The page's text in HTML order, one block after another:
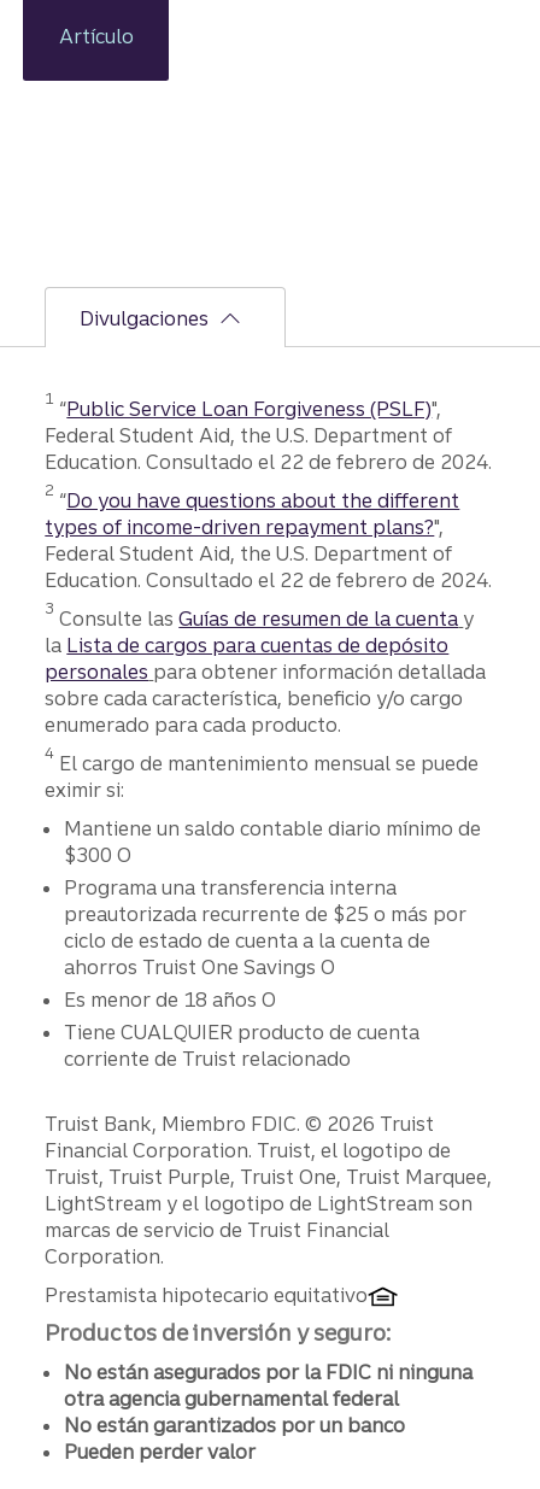
de que
más de
cambio.
Así es
pago
total de
sus
deudas
de
tarjeta
de
crédito y
tomó el
control
de sus
finanzas.
Artículo
Divulgaciones
1 “Public Service Loan Forgiveness (PSLF)",
Federal Student Aid, the U.S. Department of
Education. Consultado el 22 de febrero de 2024.
2 “Do you have questions about the different
types of income-driven repayment plans?",
Federal Student Aid, the U.S. Department of
Education. Consultado el 22 de febrero de 2024.
3 Consulte lasGuías de resumen de la cuenta y
la Lista de cargos para cuentas de depósito
personales para obtener información detallada
sobre cada característica, beneficio y/o cargo
enumerado para cada producto.
4 El cargo de mantenimiento mensual se puede
eximir si:
Mantiene un saldo contable diario mínimo de
$300 O
Programa una transferencia interna
preautorizada recurrente de $25 o más por
ciclo de estado de cuenta a la cuenta de
ahorros Truist One Savings O
Es menor de 18 años O
Tiene CUALQUIER producto de cuenta
corriente de Truist relacionado
Divulgaciones
Truist Bank, Miembro FDIC. © 2026 Truist
Financial Corporation. Truist, el logotipo de
Truist, Truist Purple, Truist One, Truist Marquee,
LightStream y el logotipo de LightStream son
marcas de servicio de Truist Financial
Corporation.
Prestamista hipotecario equitativo
Productos de inversión y seguro:
No están asegurados por la FDIC ni ninguna
otra agencia gubernamental federal
No están garantizados por un banco
Pueden perder valor